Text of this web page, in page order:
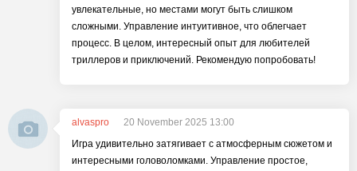
увлекательные, но местами могут быть слишком
сложными. Управление интуитивное, что облегчает
процесс. В целом, интересный опыт для любителей
триллеров и приключений. Рекомендую попробовать!
alvaspro
20 November 2025 13:00
Игра удивительно затягивает с атмосферным сюжетом и
интересными головоломками. Управление простое,